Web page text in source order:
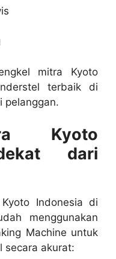
mitra Kyoto
terbaik di
pelanggan.
Kyoto
dari
Indonesia di
menggunakan
Machine untuk
secara akurat: